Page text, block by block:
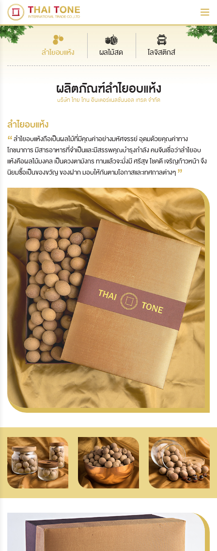
ลำไยอบแห้ง ผลไม้สด โลจิสติกส์
ผลิตภัณฑ์ลำไยอบแห้ง
บริษัท ไทย โทน อินเตอร์แนลชั่นนอล เทรด จำกัด
ลำไยอบแห้ง
“ลำไยอบแห้งถือเป็นผลไม้ที่มีคุณค่าอย่างมหัศจรรย์ อุดมด้วยคุณค่าทาง
โภชนาการ มีสารอาหารที่จำเป็นและมีสรรพคุณบำรุงกำลัง คนจีนเชื่อว่าลำไยอบ
แห้งคือผลไม้มงคล เป็นดวงตามังกร ทานแล้วจะมั่งมี ศรีสุข โชคดี เจริญก้าวหน้า จึง
นิยมซื้อเป็นของขวัญ ของฝาก มอบให้กันตามโอกาสและเทศกาลต่างๆ”